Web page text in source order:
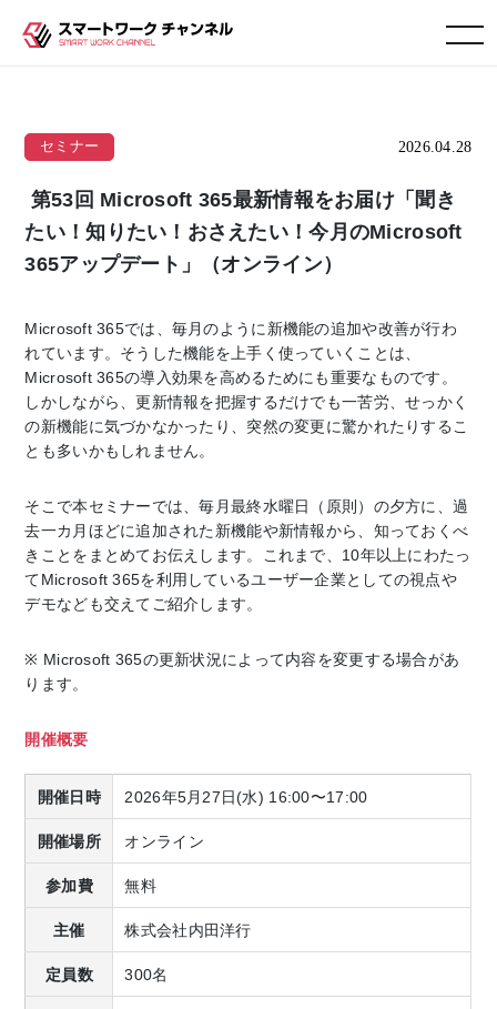
toggle navigation
セミナー 2026.04.28
第53回 Microsoft 365最新情報をお届け「聞き
たい！知りたい！おさえたい！今月のMicrosoft
365アップデート」（オンライン）
Microsoft 365では、毎月のように新機能の追加や改善が行わ
れています。そうした機能を上手く使っていくことは、
Microsoft 365の導入効果を高めるためにも重要なものです。
しかしながら、更新情報を把握するだけでも一苦労、せっかく
の新機能に気づかなかったり、突然の変更に驚かれたりするこ
とも多いかもしれません。
そこで本セミナーでは、毎月最終水曜日（原則）の夕方に、過
去一カ月ほどに追加された新機能や新情報から、知っておくべ
きことをまとめてお伝えします。これまで、10年以上にわたっ
てMicrosoft 365を利用しているユーザー企業としての視点や
デモなども交えてご紹介します。
※ Microsoft 365の更新状況によって内容を変更する場合があ
ります。
開催概要
開催日時 2026年5月27日(水) 16:00〜17:00
開催場所 オンライン
参加費 無料
主催 株式会社内田洋行
定員数 300名